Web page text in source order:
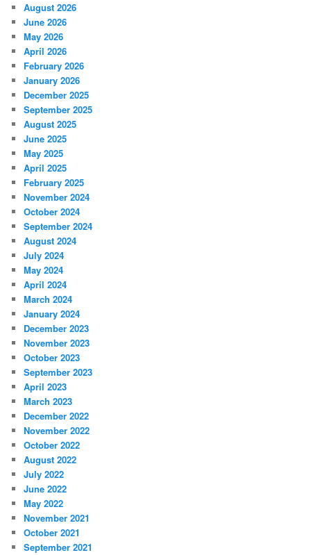
August 2026
June 2026
May 2026
April 2026
February 2026
January 2026
December 2025
September 2025
August 2025
June 2025
May 2025
April 2025
February 2025
November 2024
October 2024
September 2024
August 2024
July 2024
May 2024
April 2024
March 2024
January 2024
December 2023
November 2023
October 2023
September 2023
April 2023
March 2023
December 2022
November 2022
October 2022
August 2022
July 2022
June 2022
May 2022
November 2021
October 2021
September 2021